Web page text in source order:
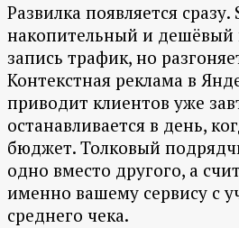
Развилка появляется сразу.
накопительный и дешёвый
запись трафик, но
Контекстная реклама в
приводит клиентов уже
останавливается в день,
бюджет. Толковый
одно вместо другого, а
именно вашему сервису с
среднего чека.